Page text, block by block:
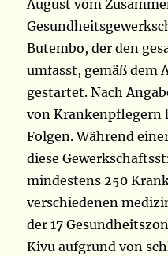
August vom
Butembo, der den
umfasst, gemäß dem
gestartet. Nach
von Krankenpflegern
Folgen. Während
diese
mindestens 250
verschiedenen
der 17
Kivu aufgrund von